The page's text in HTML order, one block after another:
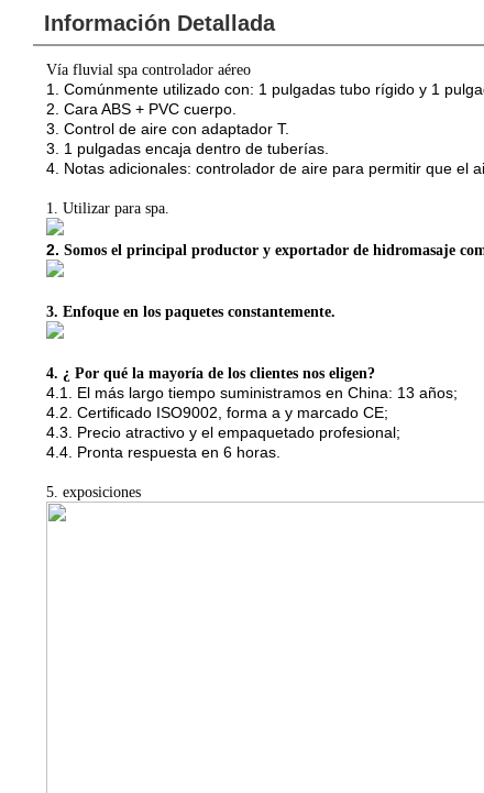
Información Detallada
Vía fluvial spa controlador aéreo
1. Comúnmente utilizado con: 1 pulgadas tubo rígido y 1
2. Cara ABS + PVC cuerpo.
3. Control de aire con adaptador T.
3. 1 pulgadas encaja dentro de tuberías.
4. Notas adicionales: controlador de aire para permitir que el
1. Utilizar para spa.
2. Somos el principal productor y exportador de hidromasaje
3. Enfoque en los paquetes constantemente.
4. ¿ Por qué la mayoría de los clientes nos eligen?
4.1. El más largo tiempo suministramos en China: 13 años;
4.2. Certificado ISO9002, forma a y marcado CE;
4.3. Precio atractivo y el empaquetado profesional;
4.4. Pronta respuesta en 6 horas.
5. exposiciones